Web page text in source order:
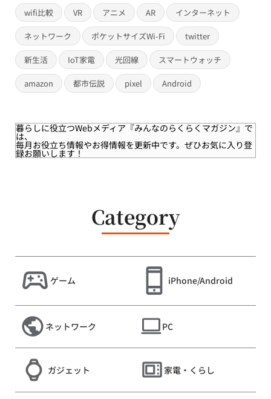
wifi比較 VR アニメ AR インターネット
ネットワーク ポケットサイズWi-Fi twitter
新生活 IoT家電 光回線 スマートウォッチ
amazon 都市伝説 pixel Android
暮らしに役立つWebメディア『みんなのらくらくマガジン』で
は、
毎月お役立ち情報やお得情報を更新中です。ぜひお気に入り登
録お願いします！
Category
ゲーム iPhone/Android
ネットワーク PC
ガジェット 家電・くらし